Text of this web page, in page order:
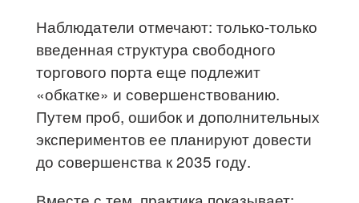
Наблюдатели отмечают: только-только
введенная структура свободного
торгового порта еще подлежит
«обкатке» и совершенствованию.
Путем проб, ошибок и дополнительных
экспериментов ее планируют довести
до совершенства к 2035 году.